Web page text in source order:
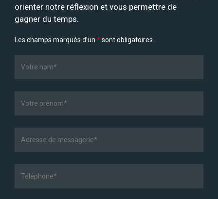
orienter notre réflexion et vous permettre de
gagner du temps.
Les champs marqués d’un *sont obligatoires